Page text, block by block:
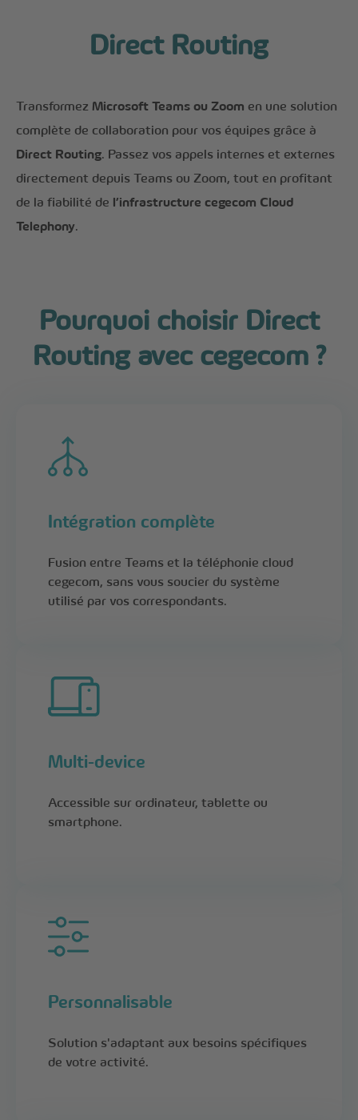
Direct Routing
Transformez Microsoft Teamsou Zoom en une solution
complète de collaboration pour vos équipes grâce à
Direct Routing. Passez vos appels internes et externes
directement depuis Teams ou Zoom, tout en profitant
de la fiabilité de l’infrastructure cegecom Cloud
Telephony.
Pourquoi choisir Direct
Routing avec cegecom ?
Intégration complète
Fusion entre Teams et la téléphonie cloud
cegecom, sans vous soucier du système
utilisé par vos correspondants.
Multi-device
Accessible sur ordinateur, tablette ou
smartphone.
Personnalisable
Solution s'adaptant aux besoins spécifiques
de votre activité.